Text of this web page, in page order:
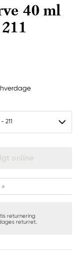
40 ml
211
online
returnering
returret.